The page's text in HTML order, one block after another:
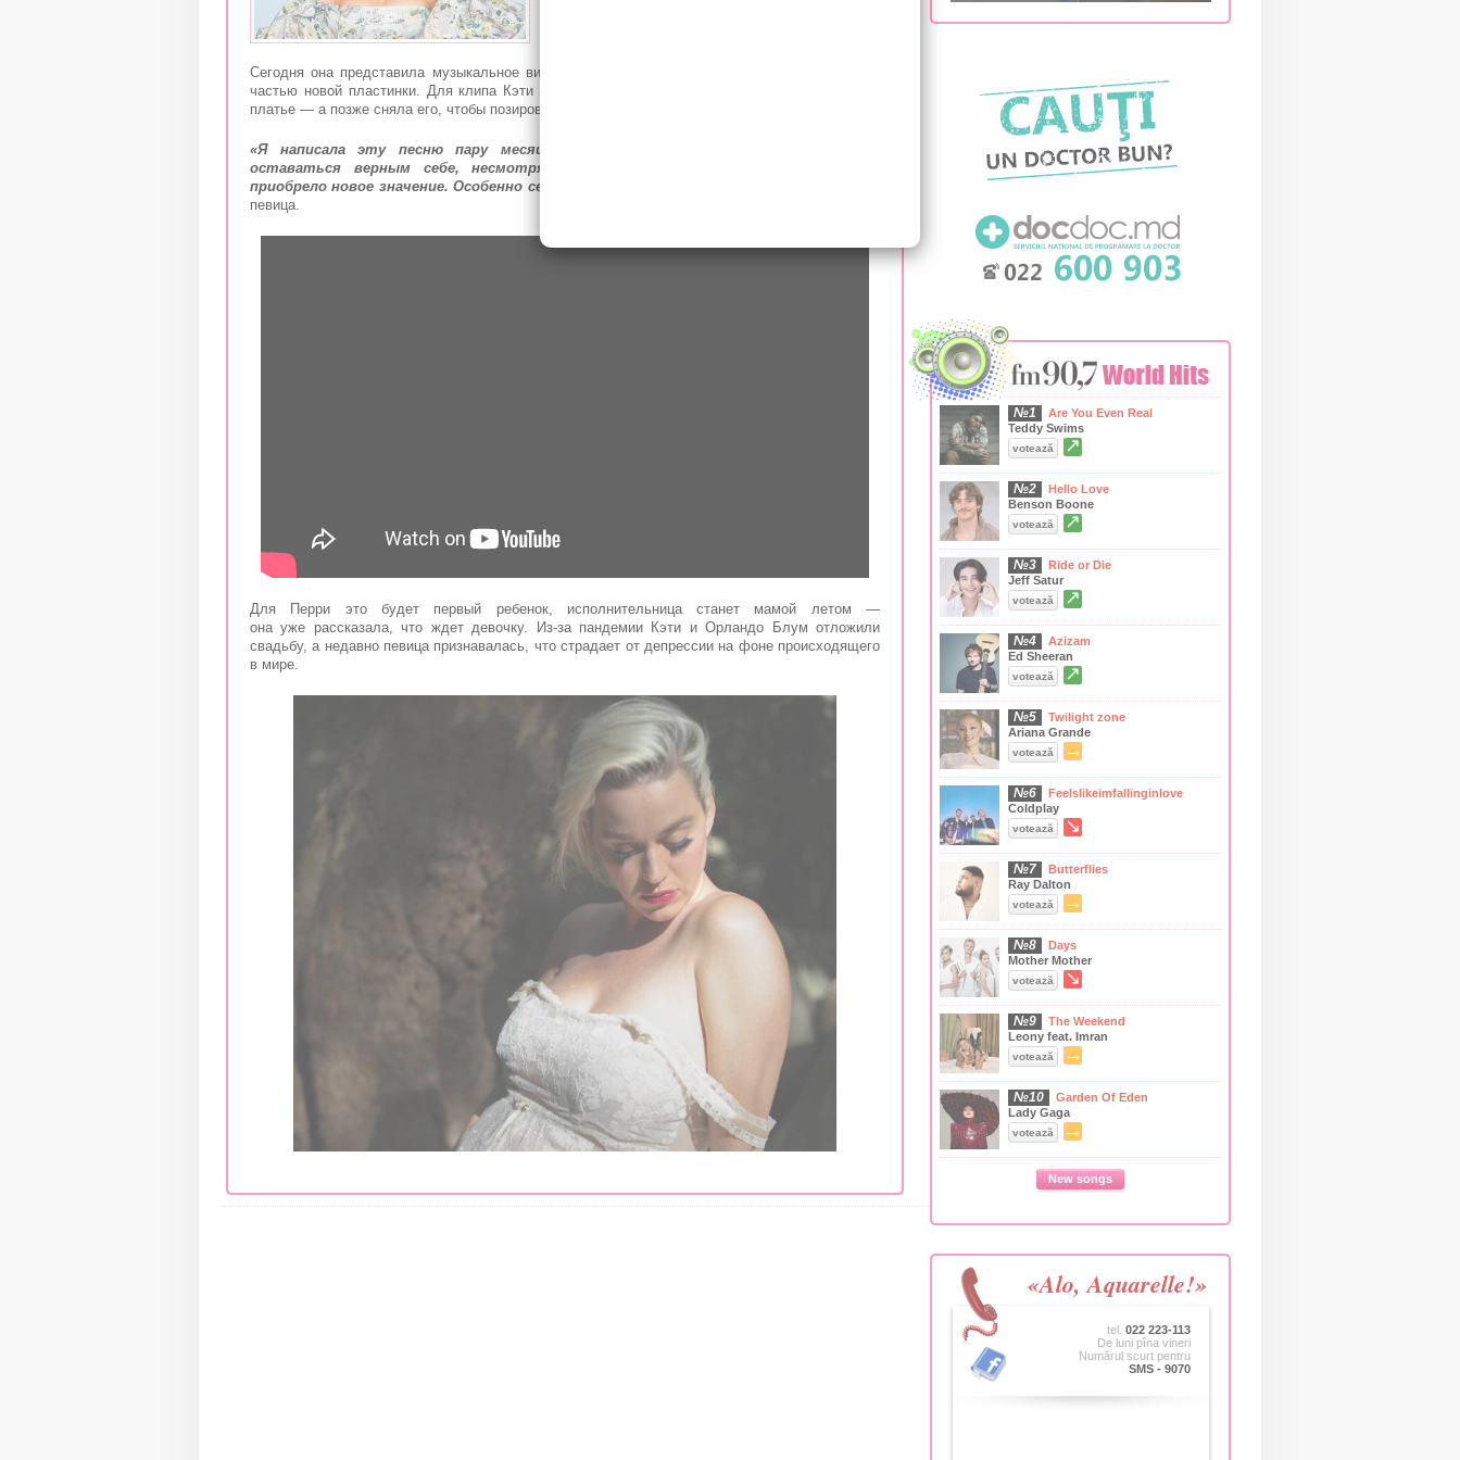
Сегодня она представила музыкальное видео на композицию «Daisies» — она тоже станет
частью новой пластинки. Для клипа Кэти снялась на природе и появилась в легком белом
платье — а позже сняла его, чтобы позировать обнаженной.
«Я написала эту песню пару месяцев назад и хотела передать, как важно
оставаться верным себе, несмотря на мнение окружающих. Для меня это
приобрело новое значение. Особенно сейчас, на фоне всех событий в мире»
певица.
Для Перри это будет первый ребенок, исполнительница станет мамой летом —
она уже рассказала, что ждет девочку. Из-за пандемии Кэти и Орландо Блум отложили
свадьбу, а недавно певица признавалась, что страдает от депрессии на фоне происходящего
в мире.
№1
Are You Even Real
Teddy Swims
votează ↗
№2
Hello Love
Benson Boone
votează ↗
№3
Ride or Die
Jeff Satur
votează ↗
№4
Azizam
Ed Sheeran
votează ↗
№5
Twilight zone
Ariana Grande
votează →
№6
Feelslikeimfallinginlove
Coldplay
votează ↘
№7
Butterflies
Ray Dalton
votează →
№8
Days
Mother Mother
votează ↘
№9
The Weekend
Leony feat. Imran
votează →
№10
Garden Of Eden
Lady Gaga
votează →
New songs
«Alo, Aquarelle!»
tel. 022 223-113
De luni pîna vineri
Numărul scurt pentru
SMS - 9070